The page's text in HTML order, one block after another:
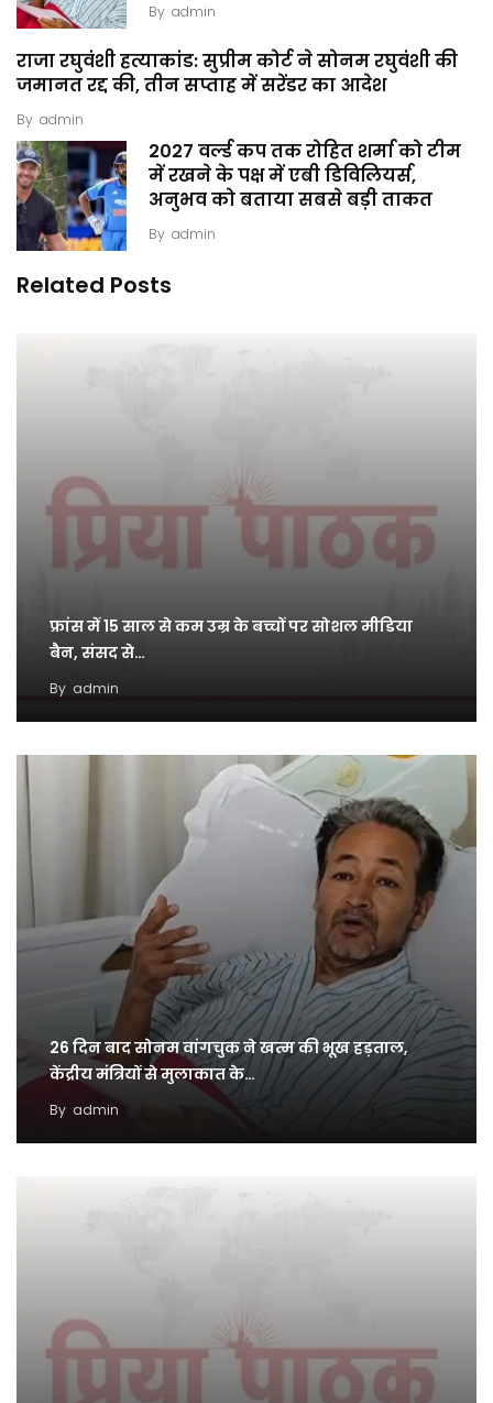
By admin
राजा रघुवंशी हत्याकांड: सुप्रीम कोर्ट ने सोनम रघुवंशी की
जमानत रद्द की, तीन सप्ताह में सरेंडर का आदेश
By admin
2027 वर्ल्ड कप तक रोहित शर्मा को टीम
में रखने के पक्ष में एबी डिविलियर्स,
अनुभव को बताया सबसे बड़ी ताकत
By admin
Related Posts
फ्रांस में 15 साल से कम उम्र के बच्चों पर सोशल मीडिया
बैन, संसद से…
By admin
26 दिन बाद सोनम वांगचुक ने खत्म की भूख हड़ताल,
केंद्रीय मंत्रियों से मुलाकात के…
By admin